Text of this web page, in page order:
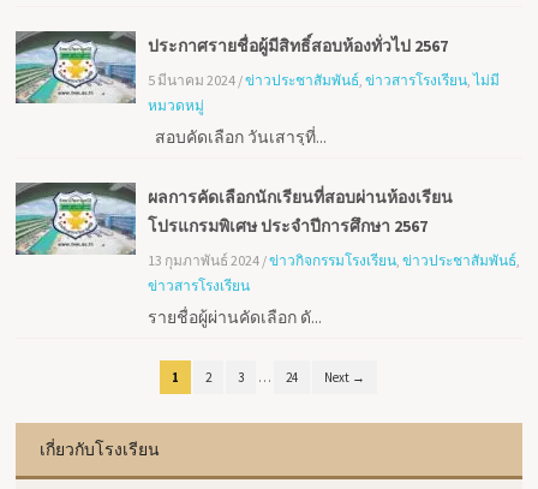
ประกาศรายชื่อผู้มีสิทธิ์สอบห้องทั่วไป 2567
5 มีนาคม 2024 /ข่าวประชาสัมพันธ์,ข่าวสารโรงเรียน,ไม่มี
หมวดหมู่
สอบคัดเลือก วันเสารฺที่...
ผลการคัดเลือกนักเรียนที่สอบผ่านห้องเรียน
โปรแกรมพิเศษ ประจำปีการศึกษา 2567
13 กุมภาพันธ์ 2024 /ข่าวกิจกรรมโรงเรียน,ข่าวประชาสัมพันธ์,
ข่าวสารโรงเรียน
รายชื่อผู้ผ่านคัดเลือก ดั...
1 2 3 … 24 Next →
เกี่ยวกับโรงเรียน